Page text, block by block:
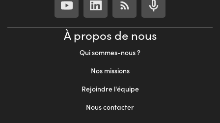
À propos de nous
Qui sommes-nous ?
Nos missions
Rejoindre l'équipe
Nous contacter